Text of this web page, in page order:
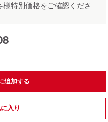
様特別価格をご確認くださ
追加する
入り